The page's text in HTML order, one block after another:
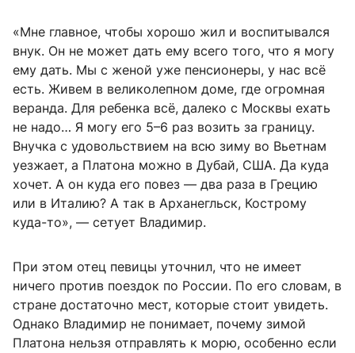
«Мне главное, чтобы хорошо жил и воспитывался
внук. Он не может дать ему всего того, что я могу
ему дать. Мы с женой уже пенсионеры, у нас всё
есть. Живем в великолепном доме, где огромная
веранда. Для ребенка всё, далеко с Москвы ехать
не надо… Я могу его 5–6 раз возить за границу.
Внучка с удовольствием на всю зиму во Вьетнам
уезжает, а Платона можно в Дубай, США. Да куда
хочет. А он куда его повез — два раза в Грецию
или в Италию? А так в Арханегльск, Кострому
куда-то», — сетует Владимир.
При этом отец певицы уточнил, что не имеет
ничего против поездок по России. По его словам, в
стране достаточно мест, которые стоит увидеть.
Однако Владимир не понимает, почему зимой
Платона нельзя отправлять к морю, особенно если